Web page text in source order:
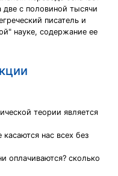
две с половиной тысячи
писатель и
науке, содержание ее
теории является
нас всех без
оплачиваются? сколько